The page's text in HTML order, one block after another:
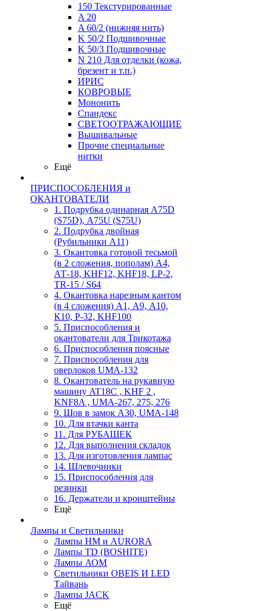
150 Текстурированные
A 20
A 60/2 (нижняя нить)
K 50/2 Подшивочные
K 50/3 Подшивочные
N 210 Для отделки (кожа,
брезент и т.п.)
ИРИС
КОВРОВЫЕ
Мононить
Спандекс
СВЕТООТРАЖАЮЩИЕ
Вышивальные
Прочие специальные
нитки
Ещё
ПРИСПОСОБЛЕНИЯ и
ОКАНТОВАТЕЛИ
1. Подрубка одинарная А75D
(S75D), А75U (S75U)
2. Подрубка двойная
(Рубильники А11)
3. Окантовка готовой тесьмой
(в 2 сложения, пополам) А4,
АТ-18, KHF12, KHF18, LP-2,
TR-15 / S64
4. Окантовка нарезным кантом
(в 4 сложения) А1, А9, А10,
К10, Р-32, KHF100
5. Приспособления и
окантователи для Трикотажа
6. Приспособления поясные
7. Приспособления для
оверлоков UMA-132
8. Окантователь на рукавную
машину AT18C , KHF 2 ,
KNF8A , UMA-267, 275, 276
9. Шов в замок А30, UMA-148
10. Для втачки канта
11. Для РУБАШЕК
12. Для выполнения складок
13. Для изготовления лампас
14. Шлевочники
15. Приспособления для
резинки
16. Держатели и кронштейны
Ещё
Лампы и Светильники
Лампы HM и AURORA
Лампы TD (BOSHITE)
Лампы АОМ
Светильники OBEIS И LED
Тайвань
Лампы JACK
Ещё